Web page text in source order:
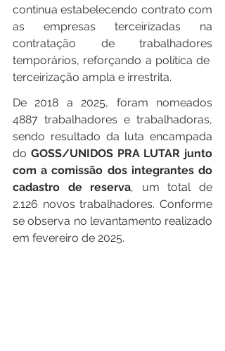
continua estabelecendo contrato com
as empresas terceirizadas na
contratação de trabalhadores
temporários, reforçando a política de
terceirização ampla e irrestrita.
De 2018 a 2025, foram nomeados
4887 trabalhadores e trabalhadoras,
sendo resultado da luta encampada
do GOSS/UNIDOS PRA LUTAR junto
com a comissão dos integrantes do
cadastro de reserva, um total de
2.126 novos trabalhadores. Conforme
se observa no levantamento realizado
em fevereiro de 2025.